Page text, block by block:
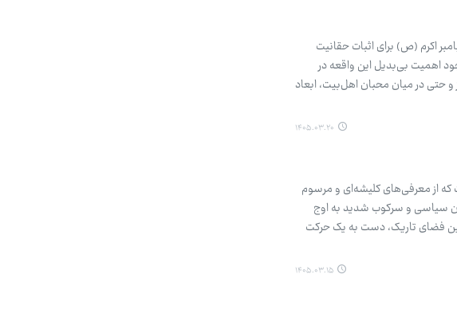
اکرم (ص) برای اثبات حقانیت
اهمیت بی‌بدیل این واقعه در
حتی در میان محبان اهل‌بیت، ابعاد
۱۴۰۵.۰۳.۲۰
از معرفی‌های کلیشه‌ای و مرسوم
سیاسی و سرکوب شدید به اوج
فضای تاریک، دست به یک حرکت
۱۴۰۵.۰۳.۱۵